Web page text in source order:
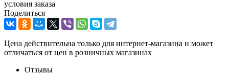
условия заказа
Поделиться
Цена действительна только для интернет-магазина и может
отличаться от цен в розничных магазинах
Отзывы